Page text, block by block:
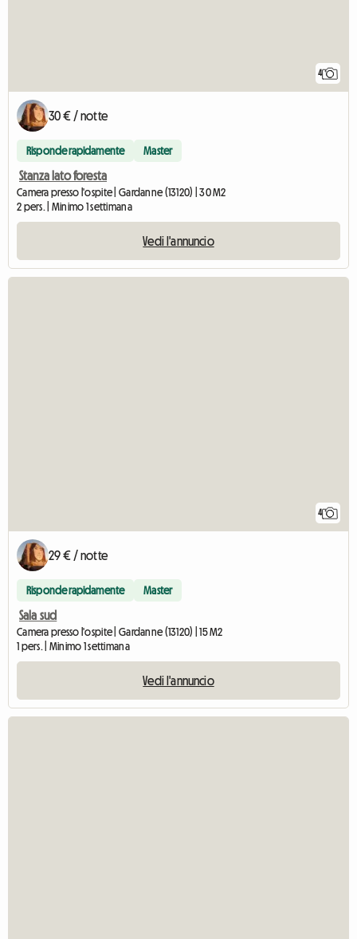
4
30 € / notte
Risponde rapidamente Master
Stanza lato foresta
Camera presso l'ospite | Gardanne (13120) | 30 M2
2 pers. | Minimo 1 settimana
Vedi l'annuncio
4
29 € / notte
Risponde rapidamente Master
Sala sud
Camera presso l'ospite | Gardanne (13120) | 15 M2
1 pers. | Minimo 1 settimana
Vedi l'annuncio